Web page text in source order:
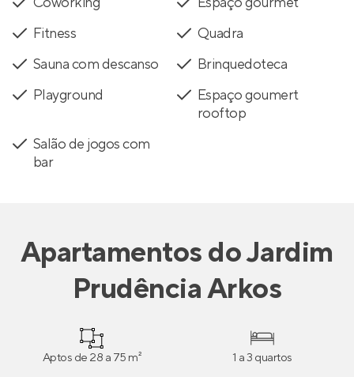
Fitness
Quadra
Sauna com descanso
Brinquedoteca
Playground
Espaço goumert
rooftop
Salão de jogos com
bar
ApartamentosdoJardim
Prudência Arkos
Aptos de 28 a 75 m² 1 a 3 quartos